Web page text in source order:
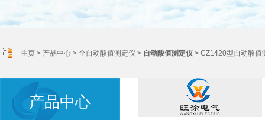
主页 > 产品中心 > 全自动酸值测定仪 > 自动酸值测定仪 > CZ1420型自动酸值
产品中心